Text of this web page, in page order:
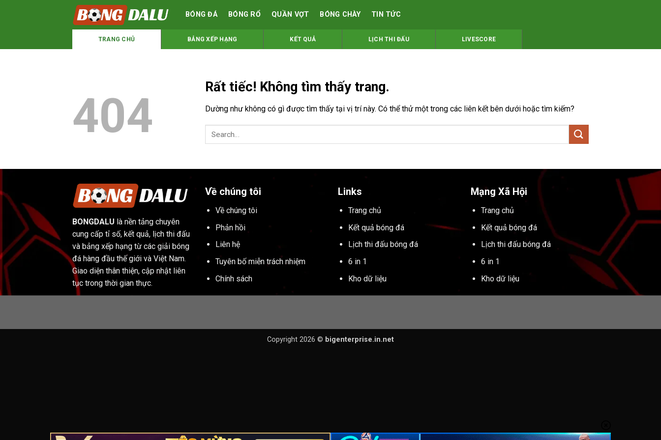
BÓNG ĐÁ BÓNG RỔ QUẦN VỢT BÓNG CHÀY TIN TỨC
TRANG CHỦ BẢNG XẾP HẠNG KẾT QUẢ LỊCH THI ĐẤU LIVESCORE
404
Rất tiếc! Không tìm thấy trang.
Dường như không có gì được tìm thấy tại vị trí này. Có thể thử một trong các liên kết bên dưới hoặc tìm kiếm?
BONGDALU là nền tảng chuyên
cung cấp tỉ số, kết quả, lịch thi đấu
và bảng xếp hạng từ các giải bóng
đá hàng đầu thế giới và Việt Nam.
Giao diện thân thiện, cập nhật liên
tục trong thời gian thực.
Về chúng tôi
Về chúng tôi
Phản hồi
Liên hệ
Tuyên bố miễn trách nhiệm
Chính sách
Links
Trang chủ
Kết quả bóng đá
Lịch thi đấu bóng đá
6 in 1
Kho dữ liệu
Mạng Xã Hội
Trang chủ
Kết quả bóng đá
Lịch thi đấu bóng đá
6 in 1
Kho dữ liệu
Copyright 2026 © bigenterprise.in.net